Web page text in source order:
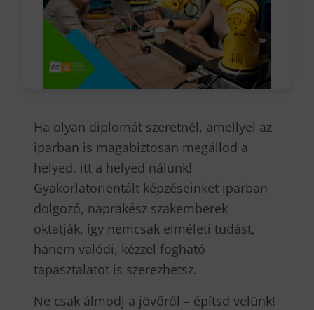
Ha olyan diplomát szeretnél, amellyel az
iparban is magabiztosan megállod a
helyed, itt a helyed nálunk!
Gyakorlatorientált képzéseinket iparban
dolgozó, naprakész szakemberek
oktatják, így nemcsak elméleti tudást,
hanem valódi, kézzel fogható
tapasztalatot is szerezhetsz.
Ne csak álmodj a jövőről – építsd velünk!